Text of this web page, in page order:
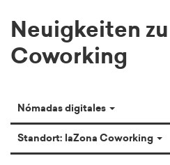
Neuigkeiten
Coworking
Nómadas digitales
Standort: laZona Coworking